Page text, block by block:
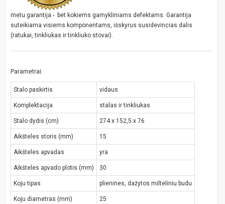
metu garantija - bet kokiems gamykliniams defektams. Garantija
suteikiama visiems komponentams, išskyrus susidevincias dalis
(ratukai, tinkliukas ir tinkliuko stovai).
Parametrai:
Stalo paskirtis vidaus
Komplektacija stalas ir tinkliukas
Stalo dydis (cm) 274 x 152,5 x 76
Aikšteles storis (mm) 15
Aikšteles apvadas yra
Aikšteles apvado plotis (mm) 30
Koju tipas plienines, dažytos milteliniu budu
Koju diametras (mm) 25